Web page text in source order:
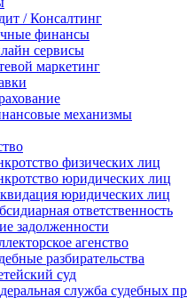
/ Консалтинг
финансы
сервисы
маркетинг
механизмы
физических лиц
юридических лиц
юридических лиц
ответственность
задолженности
агенство
разбирательства
суд
служба судебных